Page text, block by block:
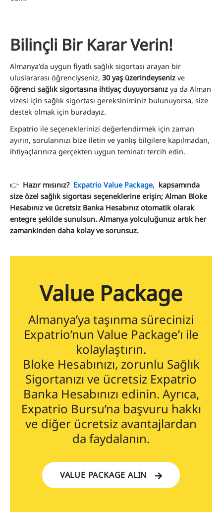
Bilinçli Bir Karar Verin!
Almanya’da uygun fiyatlı sağlık sigortası arayan bir
uluslararası öğrenciyseniz, 30 yaş üzerindeyseniz ve
öğrenci sağlık sigortasına ihtiyaç duyuyorsanız ya da Alman
vizesi için sağlık sigortası gereksiniminiz bulunuyorsa, size
destek olmak için buradayız.
Expatrio ile seçeneklerinizi değerlendirmek için zaman
ayırın, sorularınızı bize iletin ve yanlış bilgilere kapılmadan,
ihtiyaçlarınıza gerçekten uygun teminatı tercih edin.
👉 Hazır mısınız? Expatrio Value Package, kapsamında
size özel sağlık sigortası seçeneklerine erişin; Alman Bloke
Hesabınız ve ücretsiz Banka Hesabınız otomatik olarak
entegre şekilde sunulsun. Almanya yolculuğunuz artık her
zamankinden daha kolay ve sorunsuz.
Value Package
Almanya’ya taşınma sürecinizi
Expatrio’nun Value Package’ı ile
kolaylaştırın.
Bloke Hesabınızı, zorunlu Sağlık
Sigortanızı ve ücretsiz Expatrio
Banka Hesabınızı edinin. Ayrıca,
Expatrio Bursu’na başvuru hakkı
ve diğer ücretsiz avantajlardan
da faydalanın.
VALUE PACKAGE ALIN